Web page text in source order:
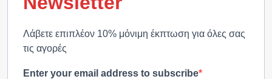
Λάβετε επιπλέον 10% μόνιμη έκπτωση για όλες σας
τις αγορές
Enter your email address to subscribe